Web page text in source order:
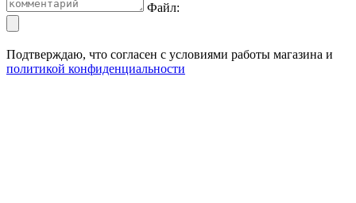
Файл:
Подтверждаю, что согласен с условиями работы магазина и
политикой конфиденциальности